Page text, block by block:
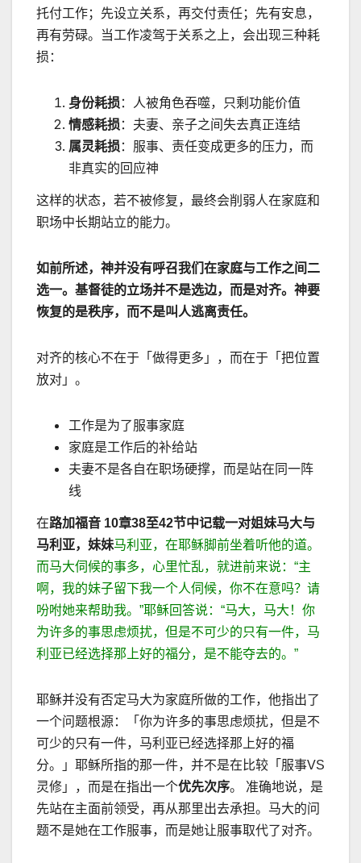
托付工作；先设立关系，再交付责任；先有安息，
再有劳碌。当工作凌驾于关系之上，会出现三种耗
损：
身份耗损 ：人被角色吞噬，只剩功能价值
情感耗损 ：夫妻、亲子之间失去真正连结
属灵耗损 ：服事、责任变成更多的压力，而
非真实的回应神
这样的状态，若不被修复，最终会削弱人在家庭和
职场中长期站立的能力。
如前所述，神并没有呼召我们在家庭与工作之间二
选一。基督徒的立场并不是选边，而是对齐。神要
恢复的是秩序，而不是叫人逃离责任。
对齐的核心不在于「做得更多」，而在于「把位置
放对」。
工作是为了服事家庭
家庭是工作后的补给站
夫妻不是各自在职场硬撑，而是站在同一阵
线
在路加福音 10章38至42节中记载一对姐妹马大与
马利亚，妹妹马利亚，在耶稣脚前坐着听他的道。
而马大伺候的事多，心里忙乱，就进前来说： “主
啊，我的妹子留下我一个人伺候，你不在意吗？请
吩咐她来帮助我。 ”耶稣回答说： “马大，马大！你
为许多的事思虑烦扰，但是不可少的只有一件，马
利亚已经选择那上好的福分，是不能夺去的。 ”
耶稣并没有否定马大为家庭所做的工作，他指出了
一个问题根源：「你为许多的事思虑烦扰，但是不
可少的只有一件，马利亚已经选择那上好的福
分。」耶稣所指的那一件，并不是在比较「服事VS
灵修」，而是在指出一个优先次序。 准确地说，是
先站在主面前领受，再从那里出去承担。马大的问
题不是她在工作服事，而是她让服事取代了对齐。